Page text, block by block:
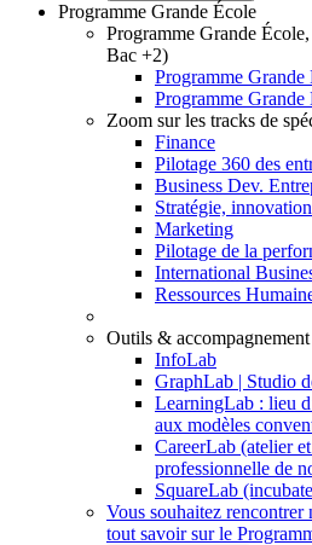
Programme Grande École
Programme Grande
Bac +2)
Programme Grande
Programme
Zoom sur les tracks de
Finance
Pilotage 360 des
Business Dev.
Stratégie,
Marketing
Pilotage de la
International
Ressources
Outils &
InfoLab
GraphLab | Studio
LearningLab : lieu
aux modèles
CareerLab (atelier
professionnelle de
SquareLab
Vous souhaitez
tout savoir sur le